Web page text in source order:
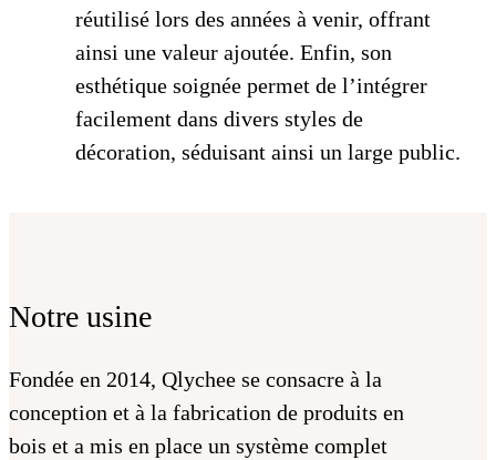
réutilisé lors des années à venir, offrant
ainsi une valeur ajoutée. Enfin, son
esthétique soignée permet de l’intégrer
facilement dans divers styles de
décoration, séduisant ainsi un large public.
Notre usine
Fondée en 2014, Qlychee se consacre à la
conception et à la fabrication de produits en
bois et a mis en place un système complet